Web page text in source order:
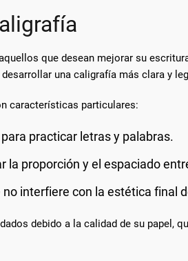
que desean mejorar su
una caligrafía más clara y
características particulares:
practicar letras y palabras.
la proporción y el espaciado
interfiere con la estética final
debido a la calidad de su papel,